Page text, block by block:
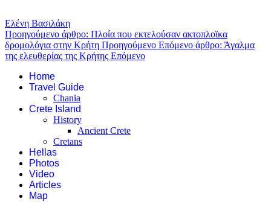
Ελένη Βασιλάκη
Προηγούμενο άρθρο: Πλοία που εκτελούσαν ακτοπλοϊκα
δρομολόγια στην Κρήτη Προηγούμενο Επόμενο άρθρο: Άγαλμα
της ελευθερίας της Κρήτης Επόμενο
Home
Travel Guide
Chania
Crete Island
History
Ancient Crete
Cretans
Hellas
Photos
Video
Articles
Map